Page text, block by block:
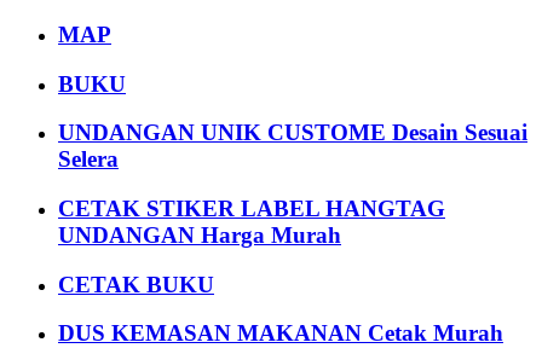
MAP
BUKU
UNDANGAN UNIK CUSTOME Desain Sesuai
Selera
CETAK STIKER LABEL HANGTAG
UNDANGAN Harga Murah
CETAK BUKU
DUS KEMASAN MAKANAN Cetak Murah